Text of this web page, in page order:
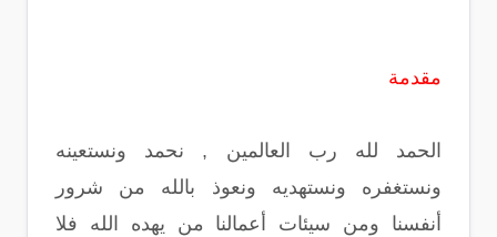
مقدمة
الحمد لله رب العالمين , نحمد ونستعينه
ونستغفره ونستهديه ونعوذ بالله من شرور
أنفسنا ومن سيئات أعمالنا من يهده الله فلا